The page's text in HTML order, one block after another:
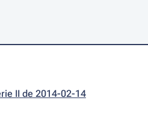
II de 2014-02-14